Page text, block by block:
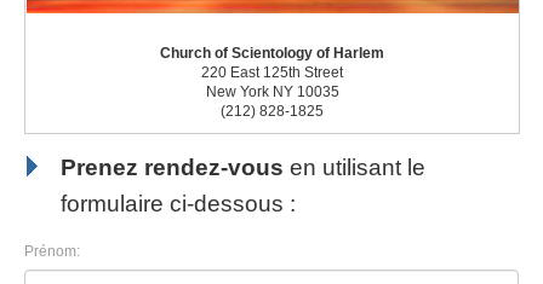
Church of Scientology of Harlem
220 East 125th Street
New York NY 10035
(212) 828-1825
Prenez rendez-vous en utilisant le
formulaire ci-dessous :
Prénom: